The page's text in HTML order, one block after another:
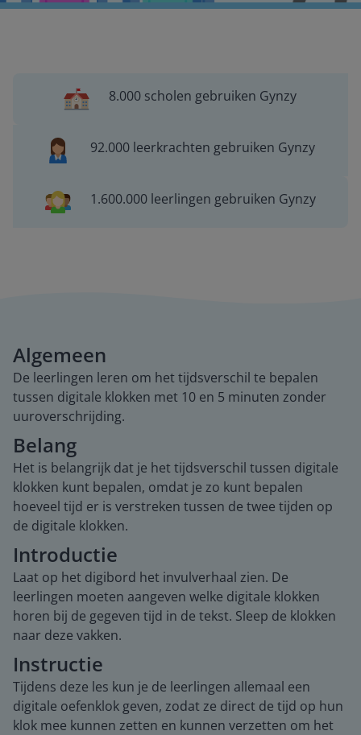
8.000 scholen gebruiken Gynzy
92.000 leerkrachten gebruiken Gynzy
1.600.000 leerlingen gebruiken Gynzy
Algemeen
De leerlingen leren om het tijdsverschil te bepalen
tussen digitale klokken met 10 en 5 minuten zonder
uuroverschrijding.
Belang
Het is belangrijk dat je het tijdsverschil tussen digitale
klokken kunt bepalen, omdat je zo kunt bepalen
hoeveel tijd er is verstreken tussen de twee tijden op
de digitale klokken.
Introductie
Laat op het digibord het invulverhaal zien. De
leerlingen moeten aangeven welke digitale klokken
horen bij de gegeven tijd in de tekst. Sleep de klokken
naar deze vakken.
Instructie
Tijdens deze les kun je de leerlingen allemaal een
digitale oefenklok geven, zodat ze direct de tijd op hun
klok mee kunnen zetten en kunnen verzetten om het